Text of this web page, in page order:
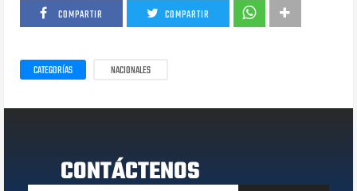
COMPARTIR COMPARTIR
CATEGORÍAS NACIONALES
CONTÁCTENOS